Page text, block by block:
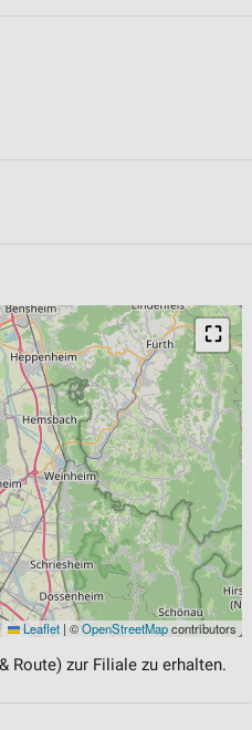
⛶
Leaflet | ©OpenStreetMapcontributors
Route) zur Filiale zu erhalten.